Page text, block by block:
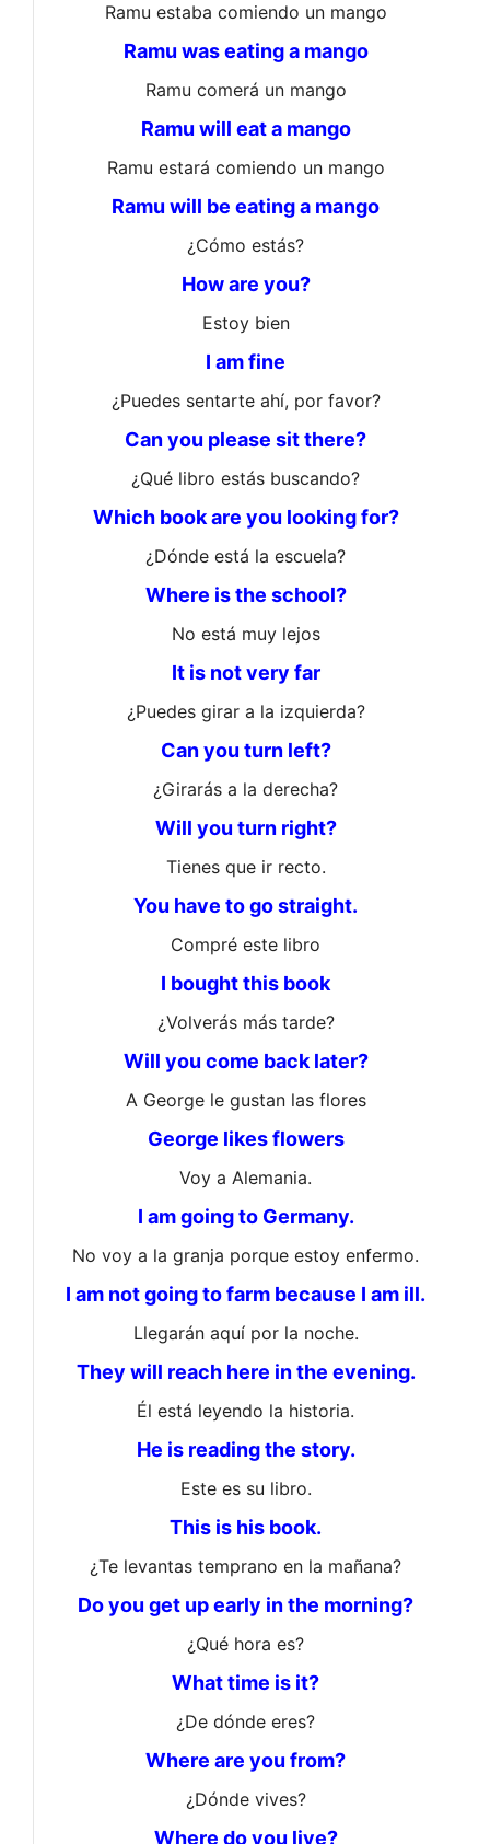
Ramu estaba comiendo un mango
Ramu was eating a mango
Ramu comerá un mango
Ramu will eat a mango
Ramu estará comiendo un mango
Ramu will be eating a mango
¿Cómo estás?
How are you?
Estoy bien
I am fine
¿Puedes sentarte ahí, por favor?
Can you please sit there?
¿Qué libro estás buscando?
Which book are you looking for?
¿Dónde está la escuela?
Where is the school?
No está muy lejos
It is not very far
¿Puedes girar a la izquierda?
Can you turn left?
¿Girarás a la derecha?
Will you turn right?
Tienes que ir recto.
You have to go straight.
Compré este libro
I bought this book
¿Volverás más tarde?
Will you come back later?
A George le gustan las flores
George likes flowers
Voy a Alemania.
I am going to Germany.
No voy a la granja porque estoy enfermo.
I am not going to farm because I am ill.
Llegarán aquí por la noche.
They will reach here in the evening.
Él está leyendo la historia.
He is reading the story.
Este es su libro.
This is his book.
¿Te levantas temprano en la mañana?
Do you get up early in the morning?
¿Qué hora es?
What time is it?
¿De dónde eres?
Where are you from?
¿Dónde vives?
Where do you live?